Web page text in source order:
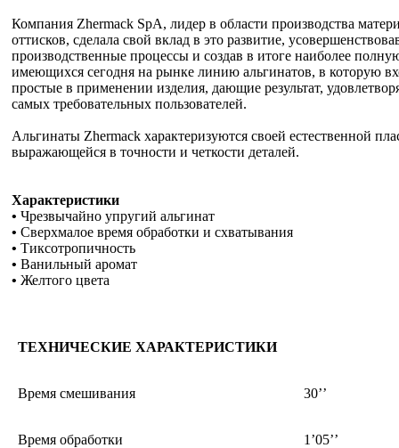
Компания Zhermack SpA, лидер в области производства
оттисков, сделала свой вклад в это развитие,
производственные процессы и создав в итоге наиболее
имеющихся сегодня на рынке линию альгинатов, в которую
простые в применении изделия, дающие результат,
самых требовательных пользователей.
Альгинаты Zhermack характеризуются своей естественной
выражающейся в точности и четкости деталей.
Характеристики
• Чрезвычайно упругий альгинат
• Сверхмалое время обработки и схватывания
• Тиксотропичность
• Ванильный аромат
• Желтого цвета
ТЕХНИЧЕСКИЕ ХАРАКТЕРИСТИКИ
Время смешивания 30’’
Время обработки 1’05’’